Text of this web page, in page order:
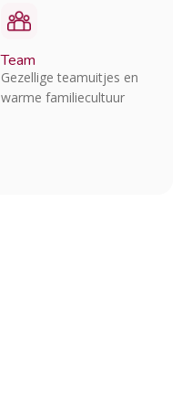
Team
Gezellige teamuitjes en
warme familiecultuur